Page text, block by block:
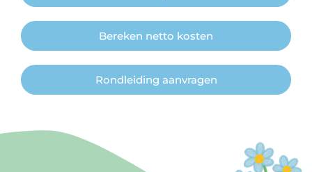
Bereken netto kosten
Rondleiding aanvragen